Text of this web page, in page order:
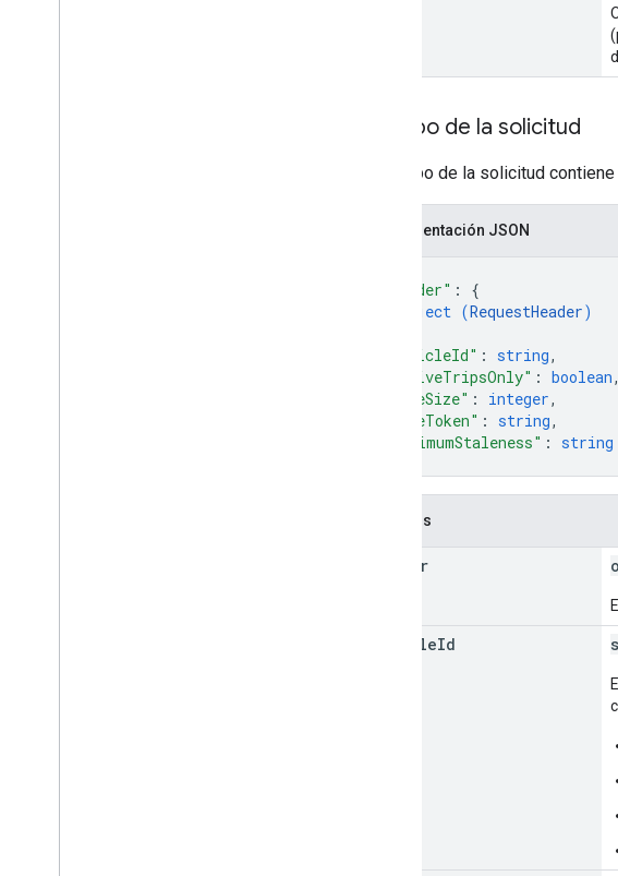
Cuerpo de la solicitud
El cuerpo de la solicitud
Representación JSON
"header" : {
object (RequestHeader)
"vehicleId" : string,
"activeTripsOnly" : boolean,
"pageSize" : integer,
"pageToken" : string,
"minimumStaleness" : string
Campos
header
vehicleId